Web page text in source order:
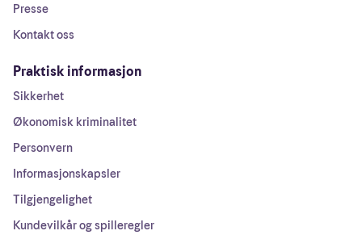
Presse
Kontakt oss
Praktisk informasjon
Sikkerhet
Økonomisk kriminalitet
Personvern
Informasjonskapsler
Tilgjengelighet
Kundevilkår og spilleregler